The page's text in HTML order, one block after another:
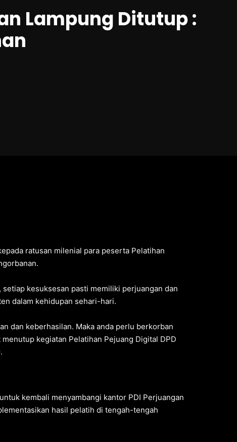
Lampung Ditutup :
ratusan milenial para peserta Pelatihan
kesuksesan pasti memiliki perjuangan dan
dalam kehidupan sehari-hari.
dan keberhasilan. Maka anda perlu berkorban
kegiatan Pelatihan Pejuang Digital DPD
kembali menyambangi kantor PDI Perjuangan
hasil pelatih di tengah-tengah